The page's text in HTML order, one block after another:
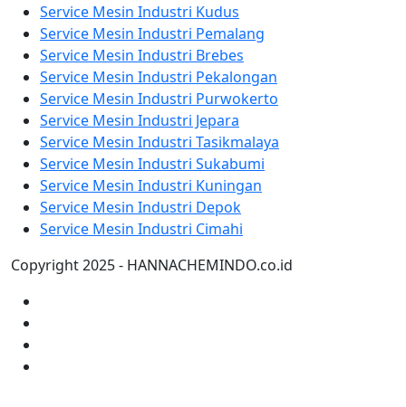
Service Mesin Industri Kudus
Service Mesin Industri Pemalang
Service Mesin Industri Brebes
Service Mesin Industri Pekalongan
Service Mesin Industri Purwokerto
Service Mesin Industri Jepara
Service Mesin Industri Tasikmalaya
Service Mesin Industri Sukabumi
Service Mesin Industri Kuningan
Service Mesin Industri Depok
Service Mesin Industri Cimahi
Copyright 2025 - HANNACHEMINDO.co.id